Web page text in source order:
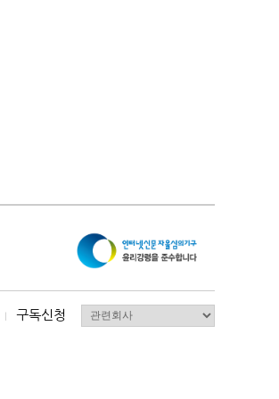
I 구독신청